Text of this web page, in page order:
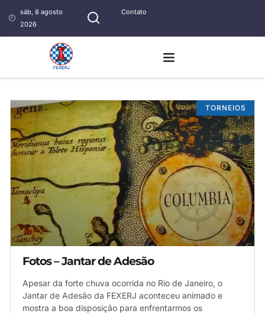
sáb, 8 agosto
2026
Contato
TORNEIOS
Fotos – Jantar de Adesão
Apesar da forte chuva ocorrida no Rio de Janeiro, o
Jantar de Adesão da FEXERJ aconteceu animado e
mostra a boa disposição para enfrentarmos os